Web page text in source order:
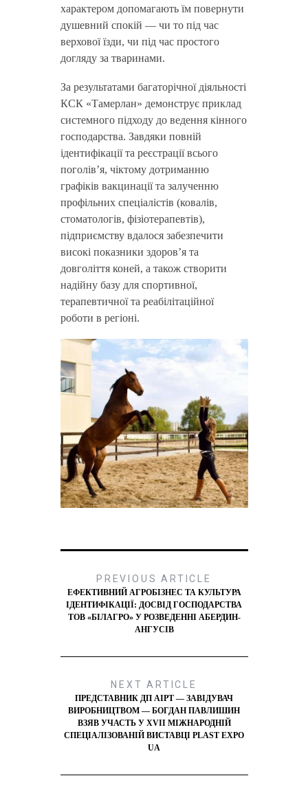
характером допомагають їм повернути
душевний спокій — чи то під час
верхової їзди, чи під час простого
догляду за тваринами.
За результатами багаторічної діяльності
КСК «Тамерлан» демонструє приклад
системного підходу до ведення кінного
господарства. Завдяки повній
ідентифікації та реєстрації всього
поголів’я, чіктому дотриманню
графіків вакцинації та залученню
профільних спеціалістів (ковалів,
стоматологів, фізіотерапевтів),
підприємству вдалося забезпечити
високі показники здоров’я та
довголіття коней, а також створити
надійну базу для спортивної,
терапевтичної та реабілітаційної
роботи в регіоні.
PREVIOUS ARTICLE
ЕФЕКТИВНИЙ АГРОБІЗНЕС ТА КУЛЬТУРА
ІДЕНТИФІКАЦІЇ: ДОСВІД ГОСПОДАРСТВА
ТОВ «БІЛАГРО» У РОЗВЕДЕННІ АБЕРДИН-
АНГУСІВ
NEXT ARTICLE
ПРЕДСТАВНИК ДП АІРТ — ЗАВІДУВАЧ
ВИРОБНИЦТВОМ — БОГДАН ПАВЛИШИН
ВЗЯВ УЧАСТЬ У XVII МІЖНАРОДНІЙ
СПЕЦІАЛІЗОВАНІЙ ВИСТАВЦІ PLAST EXPO
UA